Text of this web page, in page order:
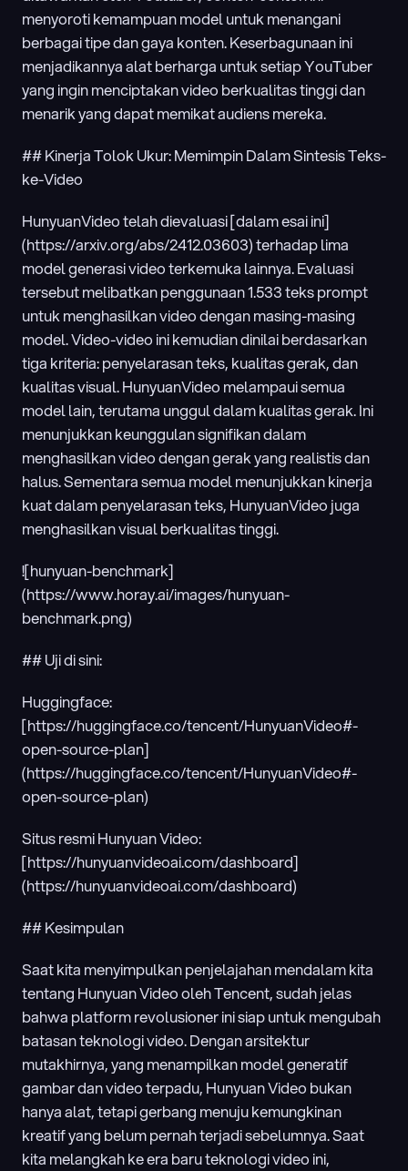
menyoroti kemampuan model untuk menangani
berbagai tipe dan gaya konten. Keserbagunaan ini
menjadikannya alat berharga untuk setiap YouTuber
yang ingin menciptakan video berkualitas tinggi dan
menarik yang dapat memikat audiens mereka.
## Kinerja Tolok Ukur: Memimpin Dalam Sintesis Teks-
ke-Video
HunyuanVideo telah dievaluasi [dalam esai ini]
(https://arxiv.org/abs/2412.03603) terhadap lima
model generasi video terkemuka lainnya. Evaluasi
tersebut melibatkan penggunaan 1.533 teks prompt
untuk menghasilkan video dengan masing-masing
model. Video-video ini kemudian dinilai berdasarkan
tiga kriteria: penyelarasan teks, kualitas gerak, dan
kualitas visual. HunyuanVideo melampaui semua
model lain, terutama unggul dalam kualitas gerak. Ini
menunjukkan keunggulan signifikan dalam
menghasilkan video dengan gerak yang realistis dan
halus. Sementara semua model menunjukkan kinerja
kuat dalam penyelarasan teks, HunyuanVideo juga
menghasilkan visual berkualitas tinggi.
![hunyuan-benchmark]
(https://www.horay.ai/images/hunyuan-
benchmark.png)
## Uji di sini:
Huggingface:
[https://huggingface.co/tencent/HunyuanVideo#-
open-source-plan]
(https://huggingface.co/tencent/HunyuanVideo#-
open-source-plan)
Situs resmi Hunyuan Video:
[https://hunyuanvideoai.com/dashboard]
(https://hunyuanvideoai.com/dashboard)
## Kesimpulan
Saat kita menyimpulkan penjelajahan mendalam kita
tentang Hunyuan Video oleh Tencent, sudah jelas
bahwa platform revolusioner ini siap untuk mengubah
batasan teknologi video. Dengan arsitektur
mutakhirnya, yang menampilkan model generatif
gambar dan video terpadu, Hunyuan Video bukan
hanya alat, tetapi gerbang menuju kemungkinan
kreatif yang belum pernah terjadi sebelumnya. Saat
kita melangkah ke era baru teknologi video ini,